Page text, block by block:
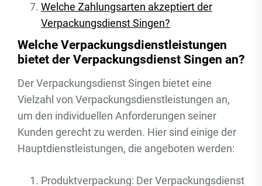
Welche Zahlungsarten akzeptiert der
Verpackungsdienst Singen?
Welche Verpackungsdienstleistungen
bietet der Verpackungsdienst Singen an?
Der Verpackungsdienst Singen bietet eine
Vielzahl von Verpackungsdienstleistungen an,
um den individuellen Anforderungen seiner
Kunden gerecht zu werden. Hier sind einige der
Hauptdienstleistungen, die angeboten werden:
Produktverpackung: Der Verpackungsdienst